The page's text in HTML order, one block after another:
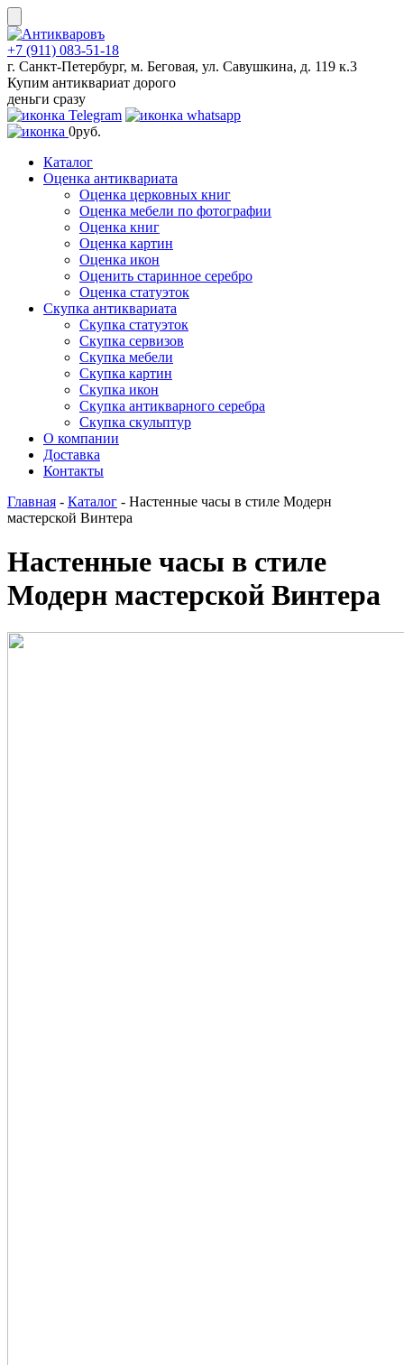
Skip
to
content
+7 (911) 083-51-18
г. Санкт-Петербург, м. Беговая, ул. Савушкина, д. 119 к.3
Купим антиквариат дорого
деньги сразу
0руб.
Каталог
Оценка антиквариата
Оценка церковных книг
Оценка мебели по фотографии
Оценка книг
Оценка картин
Оценка икон
Оценить старинное серебро
Оценка статуэток
Скупка антиквариата
Скупка статуэток
Скупка сервизов
Скупка мебели
Скупка картин
Скупка икон
Скупка антикварного серебра
Скупка скульптур
О компании
Доставка
Контакты
Главная - Каталог - Настенные часы в стиле Модерн
мастерской Винтера
Настенные часы в стиле
Модерн мастерской Винтера